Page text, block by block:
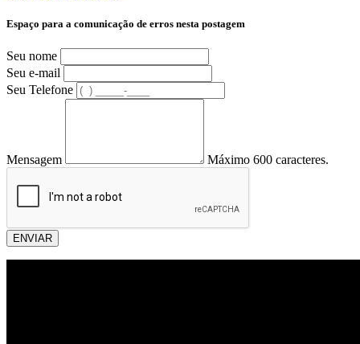
Espaço para a comunicação de erros nesta postagem
Seu nome
Seu e-mail
Seu Telefone
Mensagem Máximo 600 caracteres.
ENVIAR